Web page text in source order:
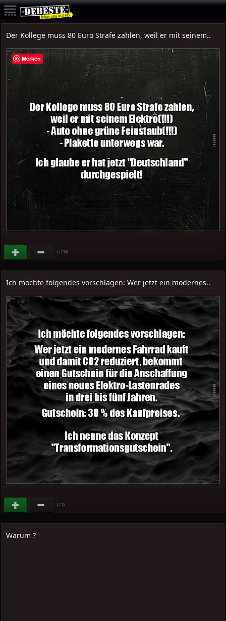
Der Kollege muss 80 Euro Strafe zahlen, weil er mit seinem..
(+136)
Ich möchte folgendes vorschlagen: Wer jetzt ein modernes..
(-11)
Warum ?
Merken